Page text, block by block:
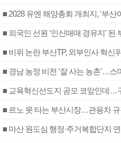
■ 2028 유엔 해양총회 개최지, ‘부산
■ 외국인 선원 ‘인신매매 경유지’
■ 비위 논란 부산TP, 외부인사 혁신
■ 경남 농정 비전 ‘잘 사는 농촌’…
■ 교육혁신선도지 공모 코앞인데…
■ 르노 못 타는 부산시장…관용차
■ 마산 원도심 행정·주거복합단지